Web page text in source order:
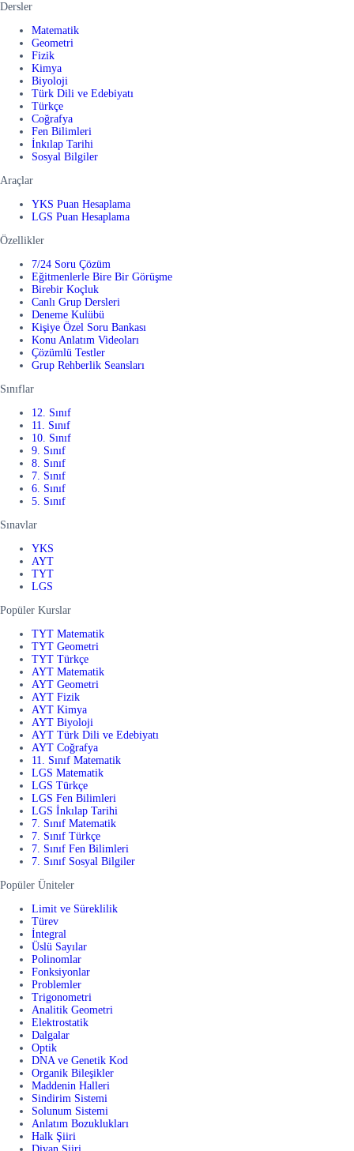
Dersler
Matematik
Geometri
Fizik
Kimya
Biyoloji
Türk Dili ve Edebiyatı
Türkçe
Coğrafya
Fen Bilimleri
İnkılap Tarihi
Sosyal Bilgiler
Araçlar
YKS Puan Hesaplama
LGS Puan Hesaplama
Özellikler
7/24 Soru Çözüm
Eğitmenlerle Bire Bir Görüşme
Birebir Koçluk
Canlı Grup Dersleri
Deneme Kulübü
Kişiye Özel Soru Bankası
Konu Anlatım Videoları
Çözümlü Testler
Grup Rehberlik Seansları
Sınıflar
12. Sınıf
11. Sınıf
10. Sınıf
9. Sınıf
8. Sınıf
7. Sınıf
6. Sınıf
5. Sınıf
Sınavlar
YKS
AYT
TYT
LGS
Popüler Kurslar
TYT Matematik
TYT Geometri
TYT Türkçe
AYT Matematik
AYT Geometri
AYT Fizik
AYT Kimya
AYT Biyoloji
AYT Türk Dili ve Edebiyatı
AYT Coğrafya
11. Sınıf Matematik
LGS Matematik
LGS Türkçe
LGS Fen Bilimleri
LGS İnkılap Tarihi
7. Sınıf Matematik
7. Sınıf Türkçe
7. Sınıf Fen Bilimleri
7. Sınıf Sosyal Bilgiler
Popüler Üniteler
Limit ve Süreklilik
Türev
İntegral
Üslü Sayılar
Polinomlar
Fonksiyonlar
Problemler
Trigonometri
Analitik Geometri
Elektrostatik
Dalgalar
Optik
DNA ve Genetik Kod
Organik Bileşikler
Maddenin Halleri
Sindirim Sistemi
Solunum Sistemi
Anlatım Bozuklukları
Halk Şiiri